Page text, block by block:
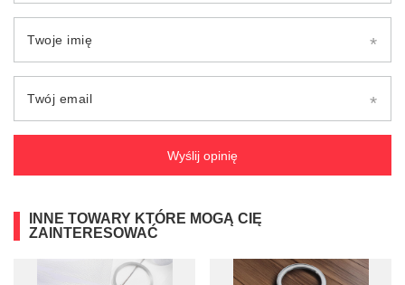
Twoje imię
Twój email
Wyślij opinię
INNE TOWARY KTÓRE MOGĄ CIĘ
ZAINTERESOWAĆ